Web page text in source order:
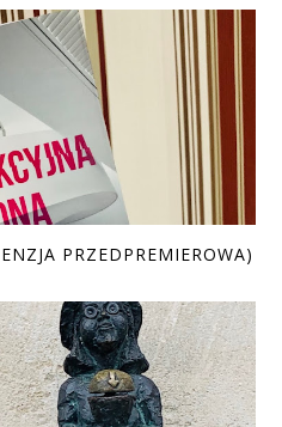
PRZEDPREMIEROWA)